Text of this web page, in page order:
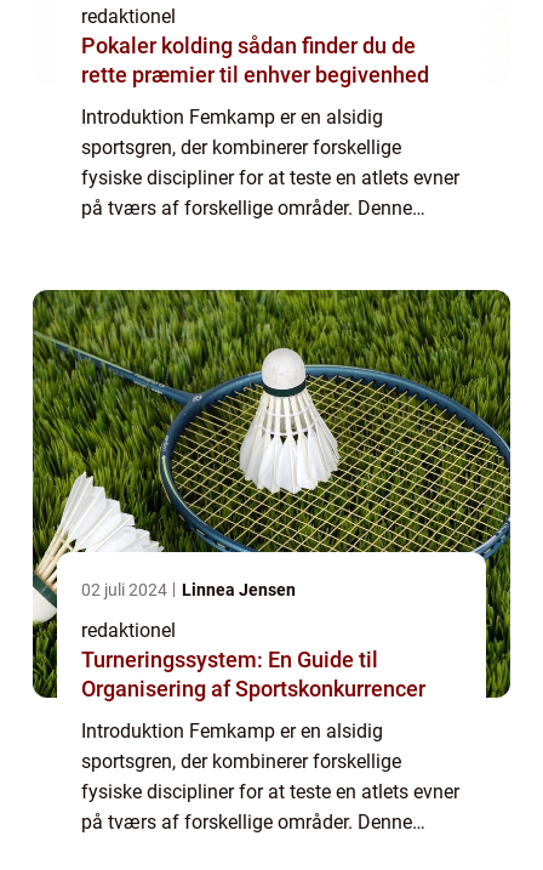
redaktionel
Pokaler kolding sådan finder du de
rette præmier til enhver begivenhed
Introduktion Femkamp er en alsidig
sportsgren, der kombinerer forskellige
fysiske discipliner for at teste en atlets evner
på tværs af forskellige områder. Denne
s...
02 juli 2024 Linnea Jensen
redaktionel
Turneringssystem: En Guide til
Organisering af Sportskonkurrencer
Introduktion Femkamp er en alsidig
sportsgren, der kombinerer forskellige
fysiske discipliner for at teste en atlets evner
på tværs af forskellige områder. Denne